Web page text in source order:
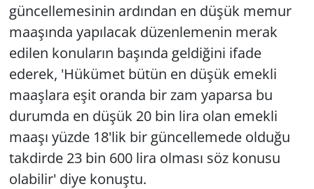
güncellemesinin ardından en düşük memur
maaşında yapılacak düzenlemenin merak
edilen konuların başında geldiğini ifade
ederek, 'Hükümet bütün en düşük emekli
maaşlara eşit oranda bir zam yaparsa bu
durumda en düşük 20 bin lira olan emekli
maaşı yüzde 18'lik bir güncellemede olduğu
takdirde 23 bin 600 lira olması söz konusu
olabilir' diye konuştu.